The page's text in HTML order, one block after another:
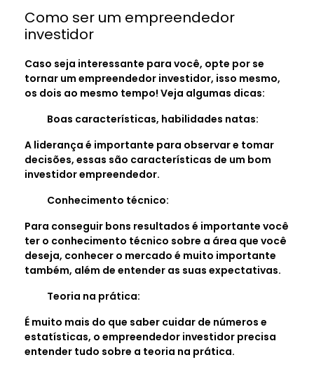
Como ser um empreendedor
investidor
Caso seja interessante para você, opte por se
tornar um empreendedor investidor, isso mesmo,
os dois ao mesmo tempo! Veja algumas dicas:
Boas características, habilidades natas:
A liderança é importante para observar e tomar
decisões, essas são características de um bom
investidor empreendedor.
Conhecimento técnico:
Para conseguir bons resultados é importante você
ter o conhecimento técnico sobre a área que você
deseja, conhecer o mercado é muito importante
também, além de entender as suas expectativas.
Teoria na prática:
É muito mais do que saber cuidar de números e
estatísticas, o empreendedor investidor precisa
entender tudo sobre a teoria na prática.